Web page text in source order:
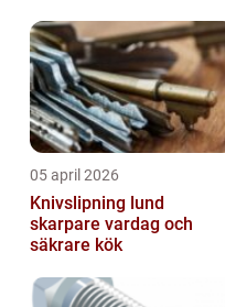
05 april 2026
Knivslipning lund
skarpare vardag och
säkrare kök